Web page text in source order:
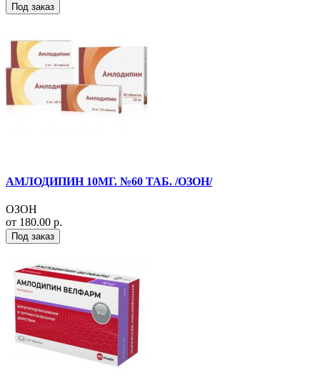
Под заказ
АМЛОДИПИН 10МГ. №60 ТАБ. /ОЗОН/
ОЗОН
от 180.00 р.
Под заказ